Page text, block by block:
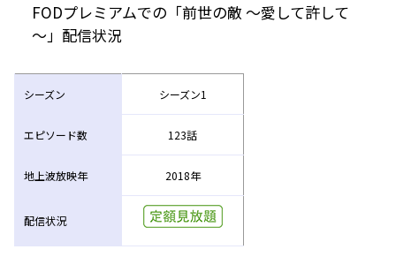
FODプレミアムでの「前世の敵 ～愛して許して
～」配信状況
シーズン シーズン1
エピソード数 123話
地上波放映年 2018年
配信状況